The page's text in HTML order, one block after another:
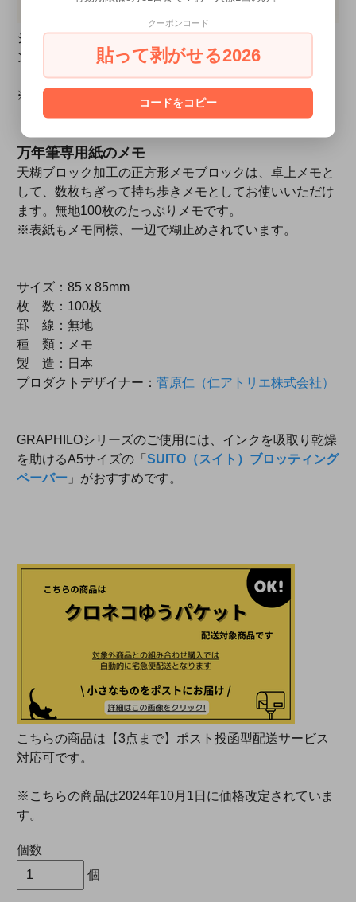
シャープな線質を活かした表現です。ダークトーンのイ
ンクカラーでシックな雰囲気が強調されています。
※サトウヒロシ著「万年筆ラクガキ講座」は
万年筆専用紙のメモ
天糊ブロック加工の正方形メモブロックは、卓上メモと
して、数枚ちぎって持ち歩きメモとしてお使いいただけ
ます。無地100枚のたっぷりメモです。
※表紙もメモ同様、一辺で糊止めされています。
サイズ：85 x 85mm
枚 数：100枚
罫 線：無地
種 類：メモ
製 造：日本
プロダクトデザイナー： 菅原仁（仁アトリエ株式会社）
GRAPHILOシリーズのご使用には、インクを吸取り乾燥
を助けるA5サイズの「 SUITO（スイト）ブロッティング
ペーパー 」がおすすめです。
こちらの商品は【3点まで】ポスト投函型配送サービス
対応可です。
※こちらの商品は2024年10月1日に価格改定されていま
す。
個数
個
クーポンコード
貼って剥がせる2026
コードをコピー